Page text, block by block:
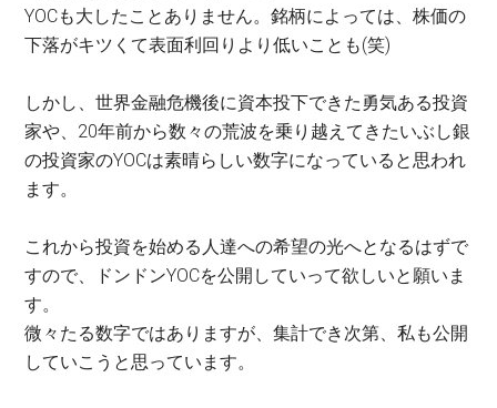
YOCも大したことありません。銘柄によっては、株価の
下落がキツくて表面利回りより低いことも(笑)
しかし、世界金融危機後に資本投下できた勇気ある投資
家や、20年前から数々の荒波を乗り越えてきたいぶし銀
の投資家のYOCは素晴らしい数字になっていると思われ
ます。
これから投資を始める人達への希望の光へとなるはずで
すので、ドンドンYOCを公開していって欲しいと願いま
す。
微々たる数字ではありますが、集計でき次第、私も公開
していこうと思っています。